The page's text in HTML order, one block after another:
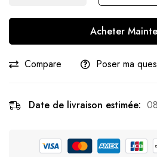
Acheter
Compare Poser ma
Date de livraison estimée: